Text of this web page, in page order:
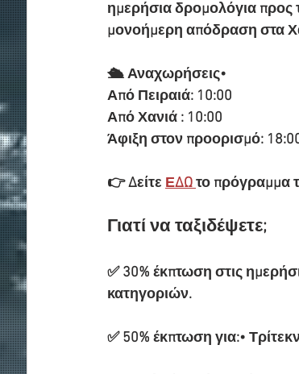
ημερήσια δρομολόγια προς
μονοήμερη απόδραση στα
🛳️ Αναχωρήσεις•
Από Πειραιά: 10:00
Από Χανιά : 10:00
Άφιξη στον προορισμό:
👉 Δείτε ΕΔΩ το πρόγραμμα
Γιατί να ταξιδέψετε;
✅ 30% έκπτωση στις
κατηγοριών.
✅ 50% έκπτωση για:•